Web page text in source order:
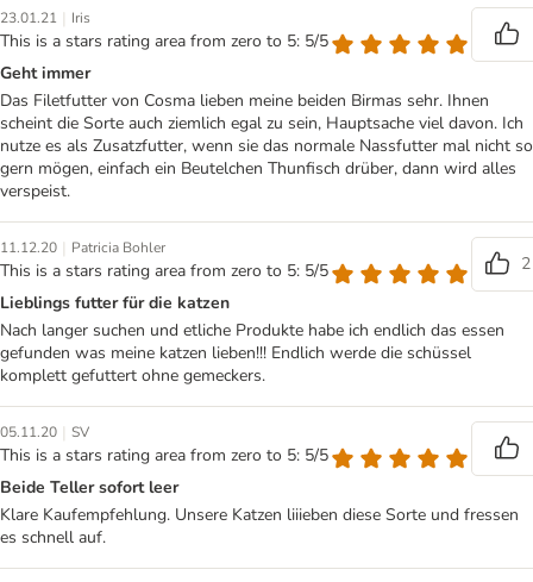
23.01.21 | Iris
This is a stars rating area from zero to 5: 5/5
Geht immer
Das Filetfutter von Cosma lieben meine beiden Birmas sehr. Ihnen
scheint die Sorte auch ziemlich egal zu sein, Hauptsache viel davon. Ich
nutze es als Zusatzfutter, wenn sie das normale Nassfutter mal nicht so
gern mögen, einfach ein Beutelchen Thunfisch drüber, dann wird alles
verspeist.
11.12.20 | Patricia Bohler
This is a stars rating area from zero to 5: 5/5
2
Lieblings futter für die katzen
Nach langer suchen und etliche Produkte habe ich endlich das essen
gefunden was meine katzen lieben!!! Endlich werde die schüssel
komplett gefuttert ohne gemeckers.
05.11.20 | SV
This is a stars rating area from zero to 5: 5/5
Beide Teller sofort leer
Klare Kaufempfehlung. Unsere Katzen liiieben diese Sorte und fressen
es schnell auf.